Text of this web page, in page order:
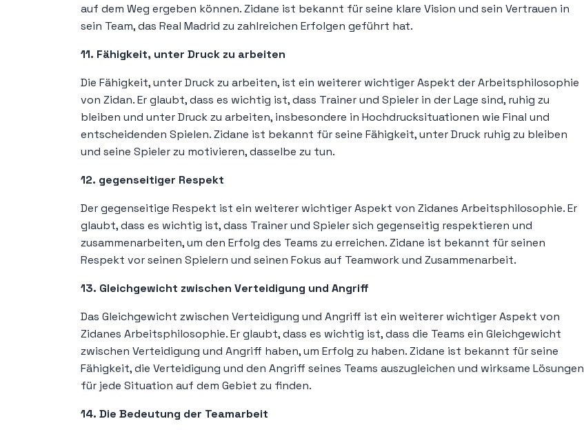
auf dem Weg ergeben können. Zidane ist bekannt für seine klare Vision und sein Vertrauen in
sein Team, das Real Madrid zu zahlreichen Erfolgen geführt hat.
11. Fähigkeit, unter Druck zu arbeiten
Die Fähigkeit, unter Druck zu arbeiten, ist ein weiterer wichtiger Aspekt der Arbeitsphilosophie
von Zidan. Er glaubt, dass es wichtig ist, dass Trainer und Spieler in der Lage sind, ruhig zu
bleiben und unter Druck zu arbeiten, insbesondere in Hochdrucksituationen wie Final und
entscheidenden Spielen. Zidane ist bekannt für seine Fähigkeit, unter Druck ruhig zu bleiben
und seine Spieler zu motivieren, dasselbe zu tun.
12. gegenseitiger Respekt
Der gegenseitige Respekt ist ein weiterer wichtiger Aspekt von Zidanes Arbeitsphilosophie. Er
glaubt, dass es wichtig ist, dass Trainer und Spieler sich gegenseitig respektieren und
zusammenarbeiten, um den Erfolg des Teams zu erreichen. Zidane ist bekannt für seinen
Respekt vor seinen Spielern und seinen Fokus auf Teamwork und Zusammenarbeit.
13. Gleichgewicht zwischen Verteidigung und Angriff
Das Gleichgewicht zwischen Verteidigung und Angriff ist ein weiterer wichtiger Aspekt von
Zidanes Arbeitsphilosophie. Er glaubt, dass es wichtig ist, dass die Teams ein Gleichgewicht
zwischen Verteidigung und Angriff haben, um Erfolg zu haben. Zidane ist bekannt für seine
Fähigkeit, die Verteidigung und den Angriff seines Teams auszugleichen und wirksame Lösungen
für jede Situation auf dem Gebiet zu finden.
14. Die Bedeutung der Teamarbeit